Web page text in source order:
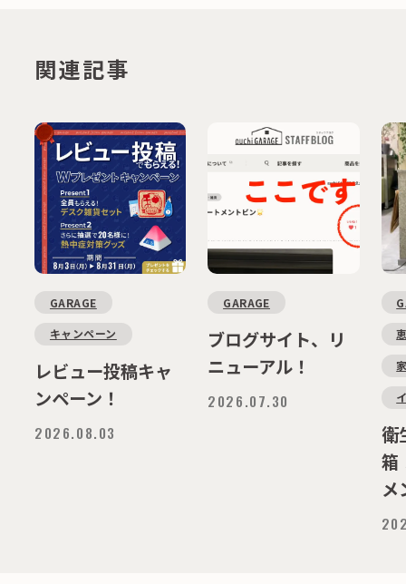
関連記事
GARAGE
キャンペーン
レビュー投稿キャ
ンペーン！
2026.08.03
GARAGE
ブログサイト、リ
ニューアル！
2026.07.30
衛
箱
メ